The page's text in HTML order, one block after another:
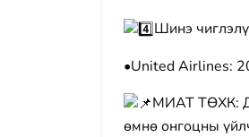
Шинэ
•United Airlines:
МИАТ ТӨХК:
өмнө онгоцны